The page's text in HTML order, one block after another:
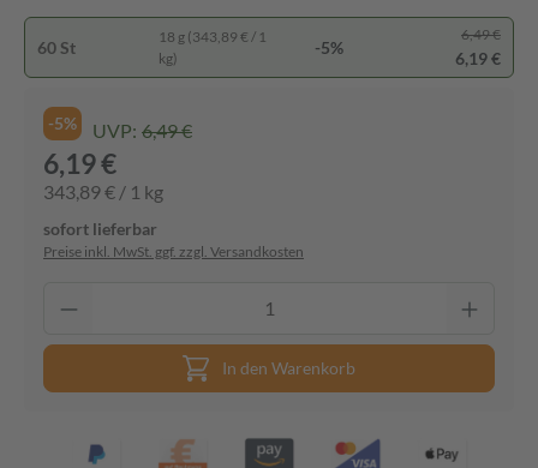
60 St
18 g (343,89 € / 1
kg)
-5%
6,49 €
6,19 €
-5% UVP: 6,49 €
6,19 €
343,89 € / 1 kg
sofort lieferbar
Preise inkl. MwSt. ggf. zzgl. Versandkosten
In den Warenkorb